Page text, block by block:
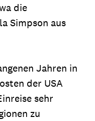
die
Simpson aus
Jahren in
der USA
sehr
zu